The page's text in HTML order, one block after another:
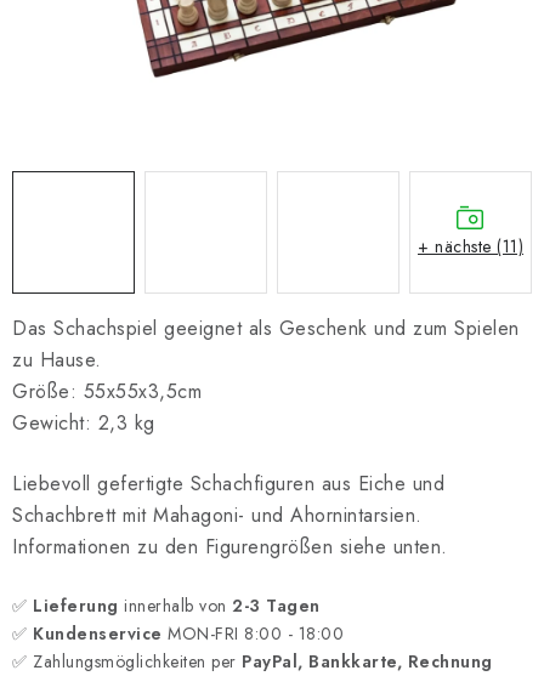
SCHACH-MERCH
Geschäftsbedingungen
Das Schachspiel geeignet als Geschenk und zum Spielen
zu Hause.
Größe: 55x55x3,5cm
Gewicht: 2,3 kg
Liebevoll gefertigte Schachfiguren aus Eiche und
Schachbrett mit Mahagoni- und Ahornintarsien.
Informationen zu den Figurengrößen siehe unten.
✅ Lieferung innerhalb von 2-3 Tagen
✅ Kundenservice MON-FRI 8:00 - 18:00
✅ Zahlungsmöglichkeiten per PayPal, Bankkarte, Rechnung
+ nächste (11)